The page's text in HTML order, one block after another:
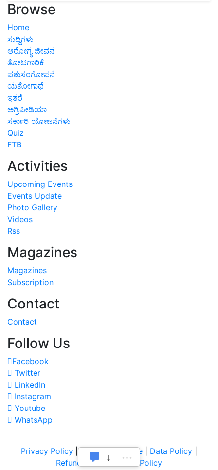
Browse
Home
ಸುದ್ದಿಗಳು
ಆರೋಗ್ಯ ಜೀವನ
ತೋಟಗಾರಿಕೆ
ಪಶುಸಂಗೋಪನೆ
ಯಶೋಗಾಥೆ
ಇತರೆ
ಅಗ್ರಿಪೀಡಿಯಾ
ಸರ್ಕಾರಿ ಯೋಜನೆಗಳು
Quiz
FTB
Activities
Upcoming Events
Events Update
Photo Gallery
Videos
Rss
Magazines
Magazines
Subscription
Contact
Contact
Follow Us
Facebook
Twitter
LinkedIn
Instagram
Youtube
WhatsApp
Privacy Policy |Terms of Service Data Policy
Refund & Cancellation Policy